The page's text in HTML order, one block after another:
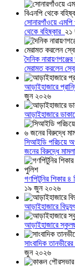
সোনারগাঁওয়ে
থেকে বহিষ্কার ২১
দৈনিক
মেরামত করলেন
আড়াইহাজারে
জুন ২০২৬
আড়াইহাজারে
সিআইডি পরিচয়ে
জনের বিরুদ্ধে মামলা
গণপিটুনির শিকার
১৯ জুন ২০২৬
আড়াইহাজারে
আড়াইহাজারে
সাংবাদিক
জুন ২০২৬